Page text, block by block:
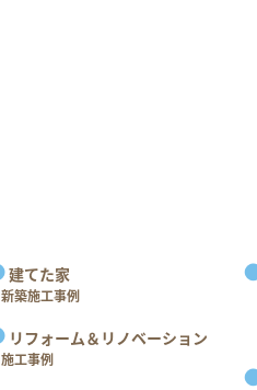
建てた家
新築施工事例
リフォーム＆リノベーション
施工事例